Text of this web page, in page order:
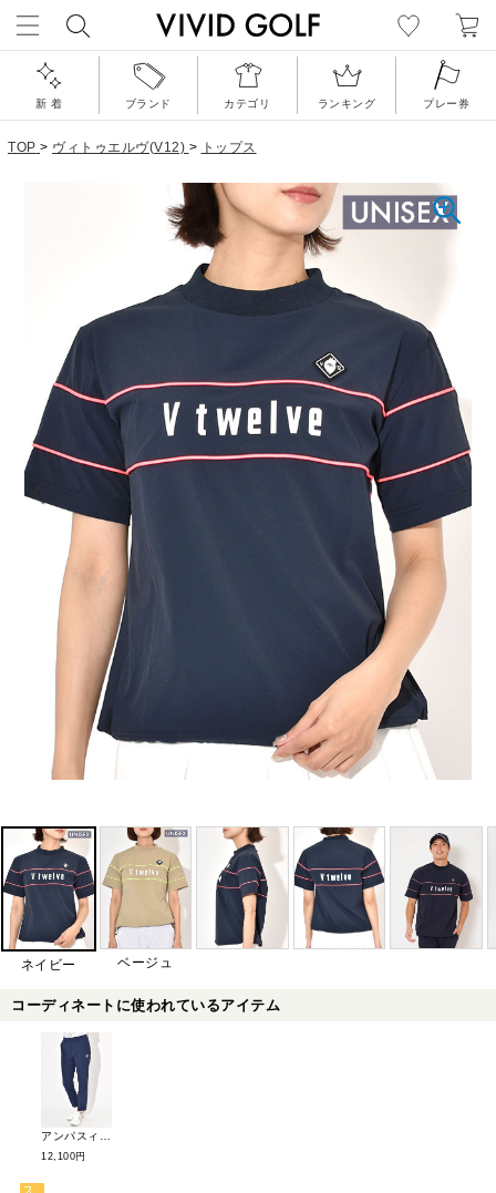
新 着 ブランド カテゴリ ランキング プレー券
TOP > ヴィトゥエルヴ(V12) > トップス
ネイビー ベージュ
コーディネートに使われているアイテム
12,100円